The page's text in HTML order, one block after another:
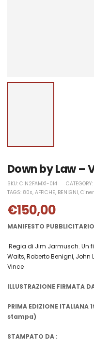
Down by Law –
SKU: CIN2FAMX1-014 CATEGORY:
TAGS: 80s, AFFICHE, BENIGNI,
€150,00
MANIFESTO
Regia di Jim Jarmusch. Un
Waits,Roberto Benigni, John
Vince
ILLUSTRAZIONE FIRMATA
PRIMA EDIZIONE
stampa)
STAMPATO DA :